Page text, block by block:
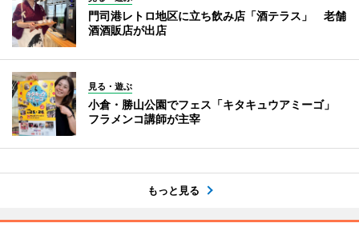
門司港レトロ地区に立ち飲み店「酒テラス」 老舗
酒酒販店が出店
見る・遊ぶ
小倉・勝山公園でフェス「キタキュウアミーゴ」
フラメンコ講師が主宰
もっと見る